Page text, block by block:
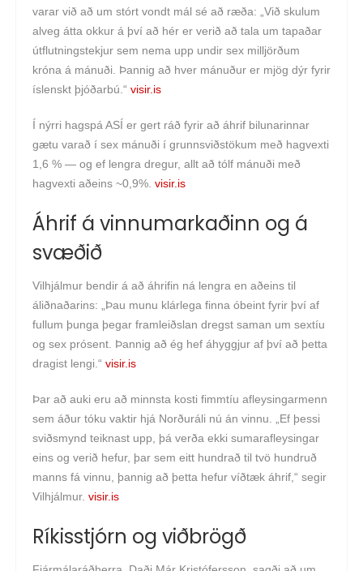
varar við að um stórt vondt mál sé að ræða: „Við skulum
alveg átta okkur á því að hér er verið að tala um tapaðar
útflutningstekjur sem nema upp undir sex milljörðum
króna á mánuði. Þannig að hver mánuður er mjög dýr fyrir
íslenskt þjóðarbú.“ visir.is
Í nýrri hagspá ASÍ er gert ráð fyrir að áhrif bilunarinnar
gætu varað í sex mánuði í grunn­sviðs­tökum með hagvexti
1,6 % — og ef lengra dregur, allt að tólf mánuði með
hagvexti aðeins ~0,9%. visir.is
Áhrif á vinnu­markaðinn og á
svæðið
Vilhjálmur bendir á að áhrifin ná lengra en aðeins til
áliðnaðarins: „Þau munu klárlega finna óbeint fyrir því af
fullum þunga þegar framleiðslan dregst saman um sextíu
og sex prósent. Þannig að ég hef áhyggjur af því að þetta
dragist lengi.“ visir.is
Þar að auki eru að minnsta kosti fimmtíu afleysingarmenn
sem áður tóku vaktir hjá Norðuráli nú án vinnu. „Ef þessi
sviðsmynd teiknast upp, þá verða ekki sumarafleysingar
eins og verið hefur, þar sem eitt hundrað til tvö hundruð
manns fá vinnu, þannig að þetta hefur víðtæk áhrif,“ segir
Vilhjálmur. visir.is
Ríkisstjórn og viðbrögð